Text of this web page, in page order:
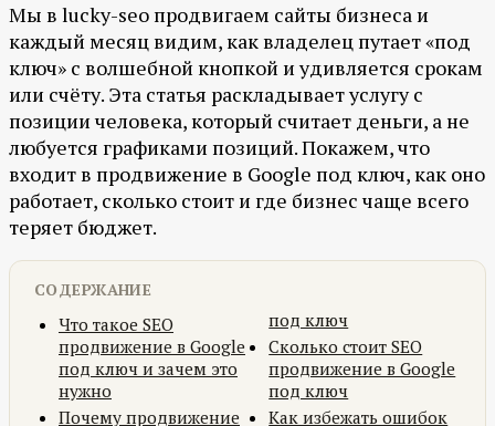
Мы в lucky-seo продвигаем сайты бизнеса и
каждый месяц видим, как владелец путает «под
ключ» с волшебной кнопкой и удивляется срокам
или счёту. Эта статья раскладывает услугу с
позиции человека, который считает деньги, а не
любуется графиками позиций. Покажем, что
входит в продвижение в Google под ключ, как оно
работает, сколько стоит и где бизнес чаще всего
теряет бюджет.
СОДЕРЖАНИЕ
Что такое SEO
продвижение в Google
под ключ и зачем это
нужно
Почему продвижение
под ключ
Сколько стоит SEO
продвижение в Google
под ключ
Как избежать ошибок